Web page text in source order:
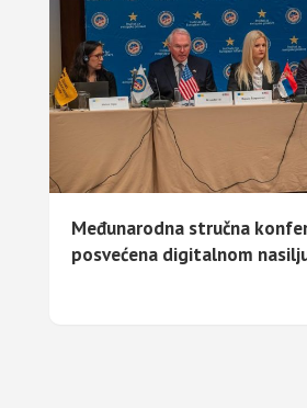
Međunarodna stručna
posvećena digitalnom